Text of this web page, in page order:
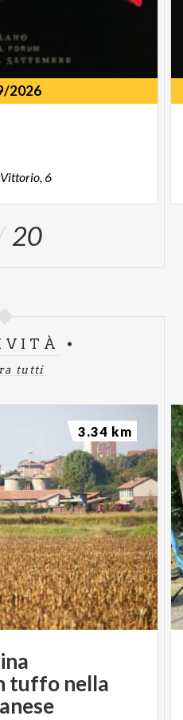
2026
Vittorio,6
20
tutti
tuffo nella
3.34 km